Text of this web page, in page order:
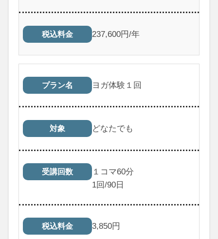
税込料金 237,600円/年
プラン名 ヨガ体験１回
対象 どなたでも
受講回数
１コマ60分
1回/90日
税込料金 3,850円